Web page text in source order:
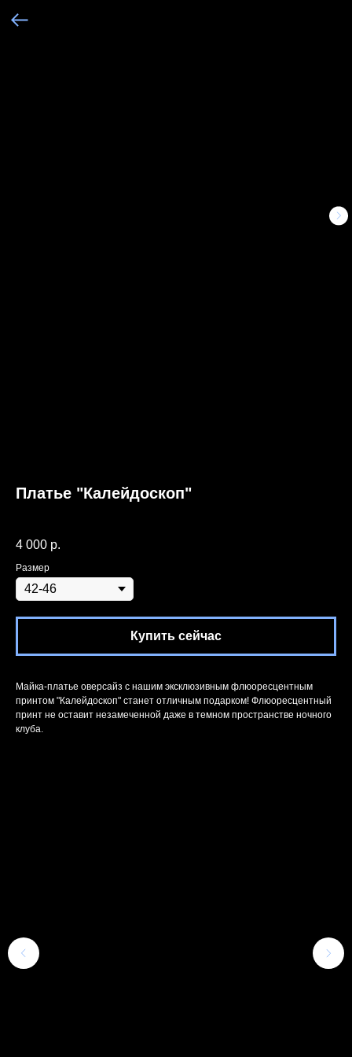
Платье "Калейдоскоп"
4 000 р.
Размер
Купить сейчас
Майка-платье оверсайз с нашим эксклюзивным флюоресцентным
принтом "Калейдоскоп" станет отличным подарком! Флюоресцентный
принт не оставит незамеченной даже в темном пространстве ночного
клуба.